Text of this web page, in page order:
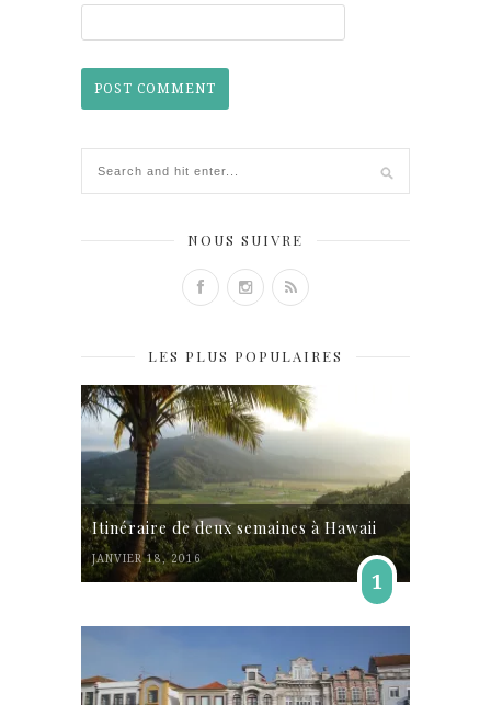
NOUS SUIVRE
LES PLUS POPULAIRES
Itinéraire de deux semaines à Hawaii
JANVIER 18, 2016
1